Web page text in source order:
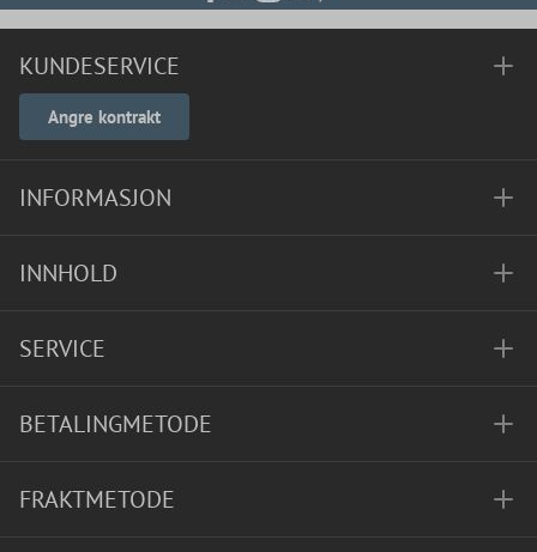
KUNDESERVICE
Angre kontrakt
INFORMASJON
INNHOLD
SERVICE
BETALINGMETODE
FRAKTMETODE